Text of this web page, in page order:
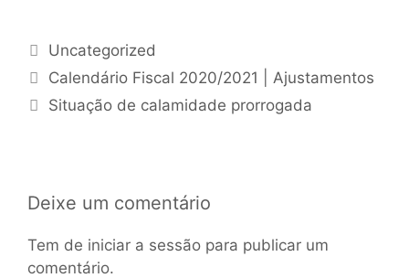
Uncategorized
Calendário Fiscal 2020/2021 | Ajustamentos
Situação de calamidade prorrogada
Deixe um comentário
Tem de iniciar a sessão para publicar um
comentário.